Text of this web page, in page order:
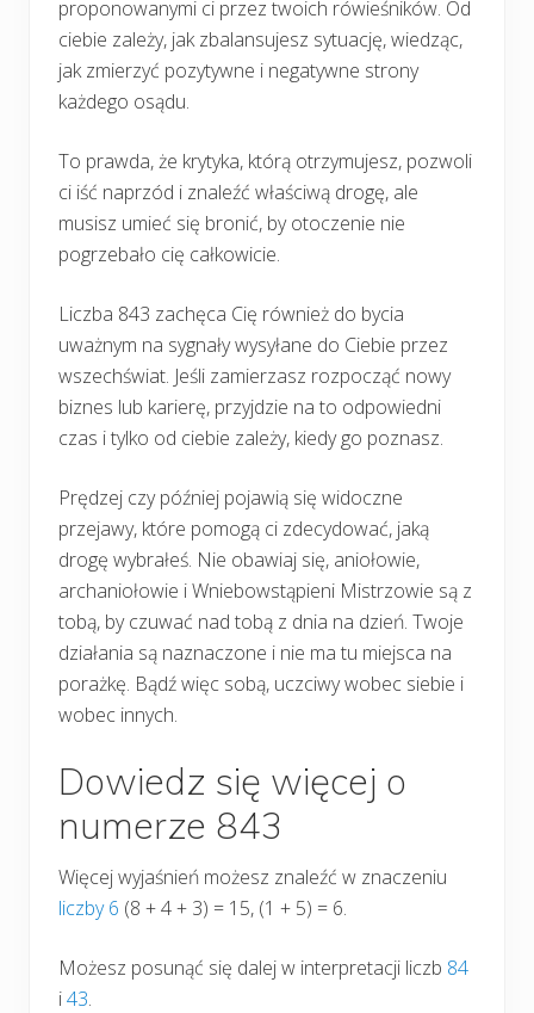
proponowanymi ci przez twoich rówieśników. Od
ciebie zależy, jak zbalansujesz sytuację, wiedząc,
jak zmierzyć pozytywne i negatywne strony
każdego osądu.
To prawda, że krytyka, którą otrzymujesz, pozwoli
ci iść naprzód i znaleźć właściwą drogę, ale
musisz umieć się bronić, by otoczenie nie
pogrzebało cię całkowicie.
Liczba 843 zachęca Cię również do bycia
uważnym na sygnały wysyłane do Ciebie przez
wszechświat. Jeśli zamierzasz rozpocząć nowy
biznes lub karierę, przyjdzie na to odpowiedni
czas i tylko od ciebie zależy, kiedy go poznasz.
Prędzej czy później pojawią się widoczne
przejawy, które pomogą ci zdecydować, jaką
drogę wybrałeś. Nie obawiaj się, aniołowie,
archaniołowie i Wniebowstąpieni Mistrzowie są z
tobą, by czuwać nad tobą z dnia na dzień. Twoje
działania są naznaczone i nie ma tu miejsca na
porażkę. Bądź więc sobą, uczciwy wobec siebie i
wobec innych.
Dowiedz się więcej o
numerze 843
Więcej wyjaśnień możesz znaleźć w znaczeniu
liczby 6 (8 + 4 + 3) = 15, (1 + 5) = 6.
Możesz posunąć się dalej w interpretacji liczb 84
i43.